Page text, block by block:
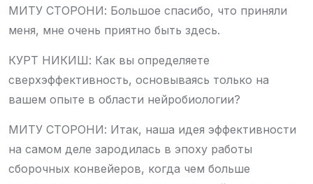
МИТУ СТОРОНИ: Большое спасибо, что приняли
меня, мне очень приятно быть здесь.
КУРТ НИКИШ: Как вы определяете
сверхэффективность, основываясь только на
вашем опыте в области нейробиологии?
МИТУ СТОРОНИ: Итак, наша идея эффективности
на самом деле зародилась в эпоху работы
сборочных конвейеров, когда чем больше